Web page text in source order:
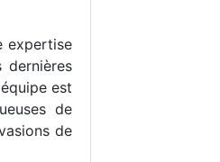
expertise
dernières
est
de
de